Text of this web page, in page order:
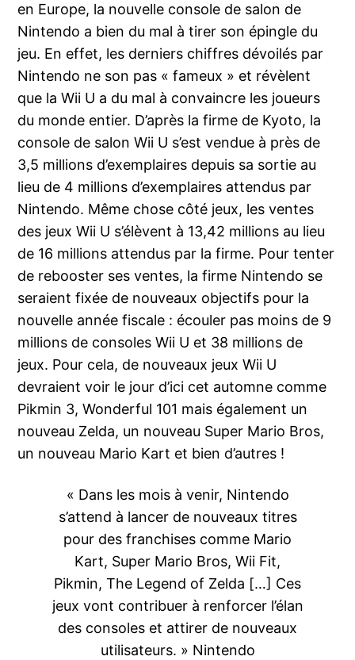
en Europe, la nouvelle console de salon de
Nintendo a bien du mal à tirer son épingle du
jeu. En effet, les derniers chiffres dévoilés par
Nintendo ne son pas « fameux » et révèlent
que la Wii U a du mal à convaincre les joueurs
du monde entier. D’après la firme de Kyoto, la
console de salon Wii U s’est vendue à près de
3,5 millions d’exemplaires depuis sa sortie au
lieu de 4 millions d’exemplaires attendus par
Nintendo. Même chose côté jeux, les ventes
des jeux Wii U s’élèvent à 13,42 millions au lieu
de 16 millions attendus par la firme. Pour tenter
de rebooster ses ventes, la firme Nintendo se
seraient fixée de nouveaux objectifs pour la
nouvelle année fiscale : écouler pas moins de 9
millions de consoles Wii U et 38 millions de
jeux. Pour cela, de nouveaux jeux Wii U
devraient voir le jour d’ici cet automne comme
Pikmin 3, Wonderful 101 mais également un
nouveau Zelda, un nouveau Super Mario Bros,
un nouveau Mario Kart et bien d’autres !
« Dans les mois à venir, Nintendo
s’attend à lancer de nouveaux titres
pour des franchises comme Mario
Kart, Super Mario Bros, Wii Fit,
Pikmin, The Legend of Zelda […] Ces
jeux vont contribuer à renforcer l’élan
des consoles et attirer de nouveaux
utilisateurs. » Nintendo